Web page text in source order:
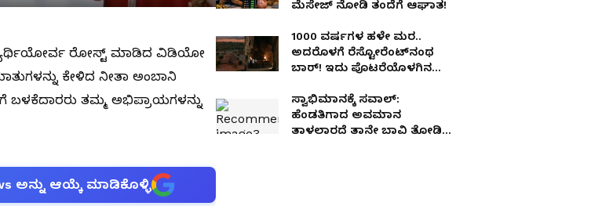
ರೋಸ್ಟ್‌ ಮಾಡಿದ ವಿಡಿಯೋ
ಕೇಳಿದ ನೀತಾ ಅಂಬಾನಿ
ಬಳಕೆದಾರರು ತಮ್ಮ ಅಭಿಪ್ರಾಯಗಳನ್ನು
ಅನ್ನು ಆಯ್ಕೆ ಮಾಡಿಕೊಳ್ಳಿ
ಮೆಸೇಜ್ ನೋಡಿ ತಂದೆಗೆ ಆಘಾತ!
1000 ವರ್ಷಗಳ ಹಳೇ ಮರ..
ಅದರೊಳಗೆ ರೆಸ್ಟೋರೆಂಟ್‌ನಂಥ
ಬಾರ್‌! ಇದು ಪೊಟರೆಯೊಳಗಿನ
ಸ್ವಾಭಿಮಾನಕ್ಕೆ ಸವಾಲ್:
ಹೆಂಡತಿಗಾದ ಅವಮಾನ
ತಾಳಲಾರದೆ ತಾನೇ ಬಾವಿ ತೋಡಿದ